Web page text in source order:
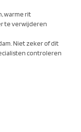
warme rit
te verwijderen
Niet zeker of dit
controleren